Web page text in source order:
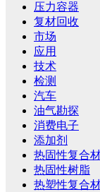
压力容器
复材回收
市场
应用
技术
检测
汽车
油气勘探
消费电子
添加剂
热固性复合
热固性树脂
热塑性复合